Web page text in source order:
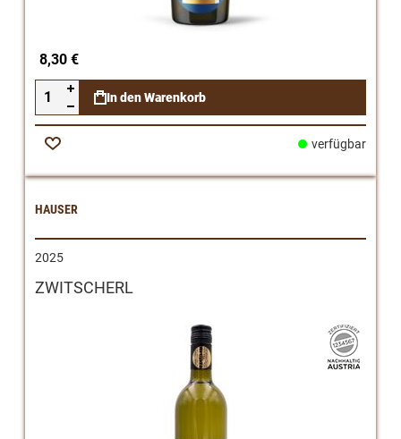
8,30 €
In den Warenkorb
Zur
verfügbar
HAUSER
2025
ZWITSCHERL